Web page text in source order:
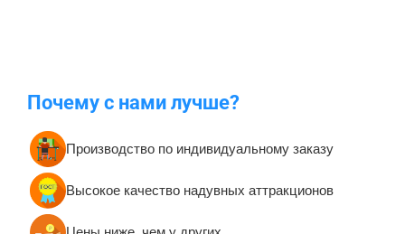
Почему с нами лучше?
Производство по индивидуальному заказу
Высокое качество надувных аттракционов